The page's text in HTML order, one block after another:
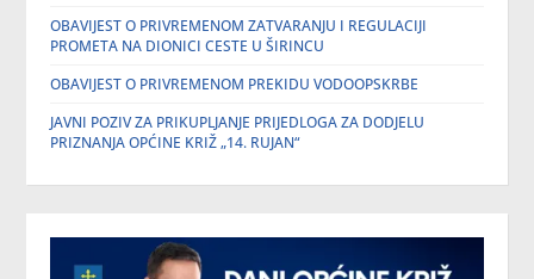
OBAVIJEST O PRIVREMENOM ZATVARANJU I REGULACIJI
PROMETA NA DIONICI CESTE U ŠIRINCU
OBAVIJEST O PRIVREMENOM PREKIDU VODOOPSKRBE
JAVNI POZIV ZA PRIKUPLJANJE PRIJEDLOGA ZA DODJELU
PRIZNANJA OPĆINE KRIŽ „14. RUJAN“